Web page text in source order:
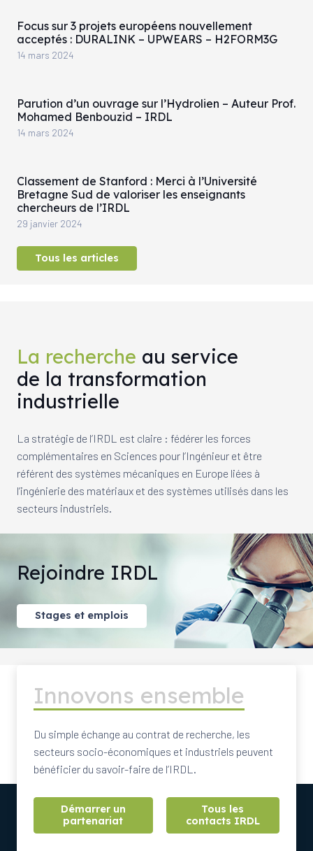
Focus sur 3 projets européens nouvellement
acceptés : DURALINK – UPWEARS – H2FORM3G
14 mars 2024
Parution d’un ouvrage sur l’Hydrolien – Auteur Prof.
Mohamed Benbouzid – IRDL
14 mars 2024
Classement de Stanford : Merci à l’Université
Bretagne Sud de valoriser les enseignants
chercheurs de l’IRDL
29 janvier 2024
Tous les articles
La recherche au service
de la transformation
industrielle
La stratégie de l’IRDL est claire : fédérer les forces
complémentaires en Sciences pour l’Ingénieur et être
référent des systèmes mécaniques en Europe liées à
l’ingénierie des matériaux et des systèmes utilisés dans les
secteurs industriels.
Rejoindre IRDL
Stages et emplois
Innovons ensemble
Du simple échange au contrat de recherche, les
secteurs socio-économiques et industriels peuvent
bénéficier du savoir-faire de l’IRDL.
Démarrer un
partenariat
Tous les
contacts IRDL